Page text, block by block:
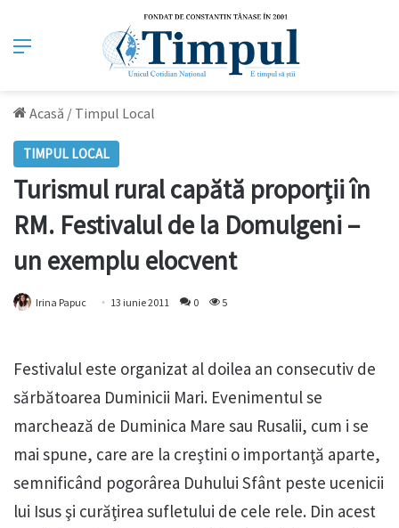
Meniu
Acasă / Timpul Local
TIMPUL LOCAL
Turismul rural capătă proporţii în
RM. Festivalul de la Domulgeni –
un exemplu elocvent
Irina Papuc 13 iunie 2011 0 5
Festivalul este organizat al doilea an consecutiv de
sărbătoarea Duminicii Mari. Evenimentul se
marchează de Duminica Mare sau Rusalii, cum i se
mai spune, care are la creştini o importanţă aparte,
semnificând pogorârea Duhului Sfânt peste ucenicii
lui Isus şi curăţirea sufletului de cele rele. Din acest